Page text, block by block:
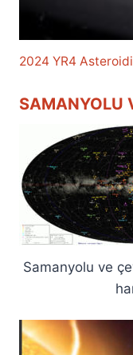
2024 YR4
SAMANYOLU
Samanyolu ve